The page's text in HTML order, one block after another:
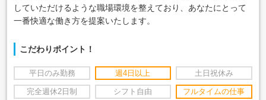
していただけるような職場環境を整えており、あなたにとって
一番快適な働き方を提案いたします。
こだわりポイント！
平日のみ勤務 週4日以上 土日祝休み
完全週休2日制 シフト自由 フルタイムの仕事